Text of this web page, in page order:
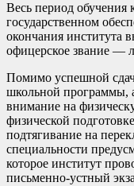
Весь период обучения
государственном
окончания института
офицерское звание —
Помимо успешной
школьной программы,
внимание на
физической
подтягивание на
специальности
которое институт
письменно-устный